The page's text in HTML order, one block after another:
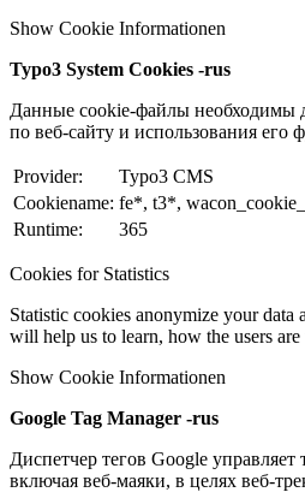
Show Cookie Informationen
Typo3 System Cookies -rus
Данные cookie-файлы необходимы
по веб-сайту и использования его
Provider:
Typo3 CMS
Cookiename: fe*, t3*,
Runtime:
365
Cookies for Statistics
Statistic cookies anonymize your data
will help us to learn, how the users
Show Cookie Informationen
Google Tag Manager -rus
Диспетчер тегов Google
включая веб-маяки, в целях веб-